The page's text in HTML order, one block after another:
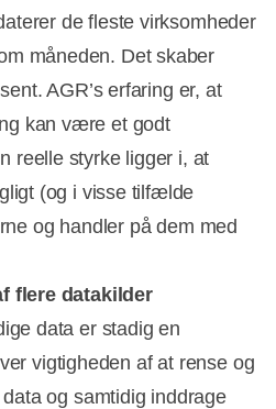
de fleste virksomheder
måneden. Det skaber
AGR’s erfaring er, at
kan være et godt
reelle styrke ligger i, at
(og i visse tilfælde
og handler på dem med
flere datakilder
data er stadig en
vigtigheden af at rense og
og samtidig inddrage